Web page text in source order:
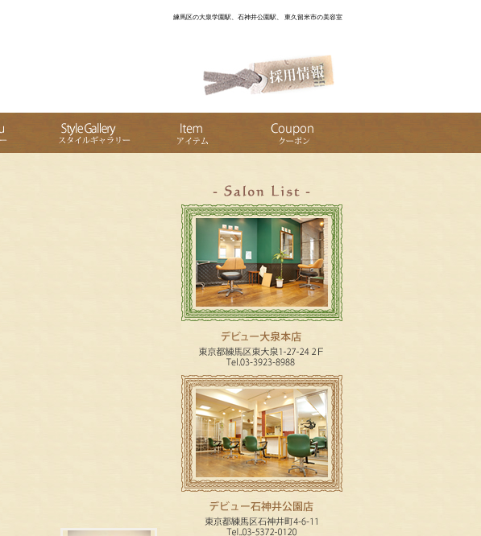
練馬区の大泉学園駅、石神井公園駅、 東久留米市の美容室